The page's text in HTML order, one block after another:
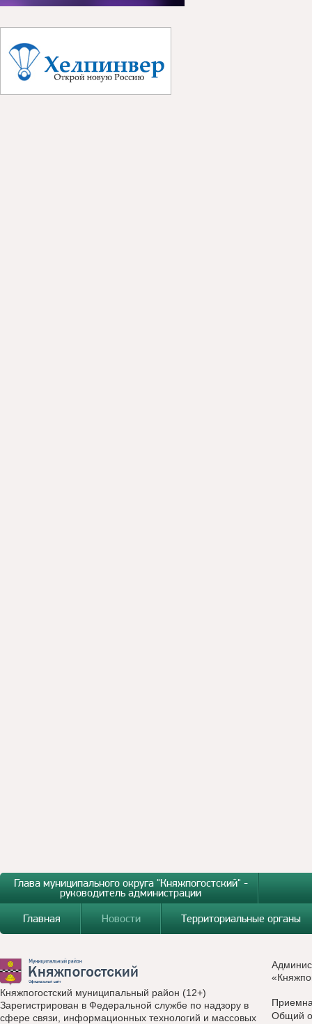
Глава муниципального округа "Княжпогостский" -
руководитель администрации
Главная
Новости Территориальные органы
Княжпогостский муниципальный район (12+)
Зарегистрирован в Федеральной службе по надзору в
сфере связи, информационных технологий и массовых
Общий